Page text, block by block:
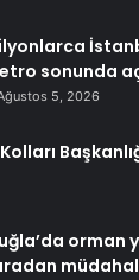
sonunda
5, 2026
orman